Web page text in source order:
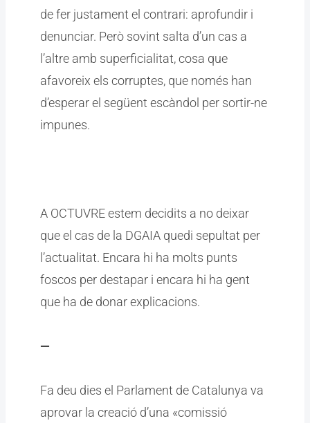
de fer justament el contrari: aprofundir i
denunciar. Però sovint salta d’un cas a
l’altre amb superficialitat, cosa que
afavoreix els corruptes, que només han
d’esperar el següent escàndol per sortir-ne
impunes.
A OCTUVRE estem decidits a no deixar
que el cas de la DGAIA quedi sepultat per
l’actualitat. Encara hi ha molts punts
foscos per destapar i encara hi ha gent
que ha de donar explicacions.
—
Fa deu dies el Parlament de Catalunya va
aprovar la creació d’una «comissió